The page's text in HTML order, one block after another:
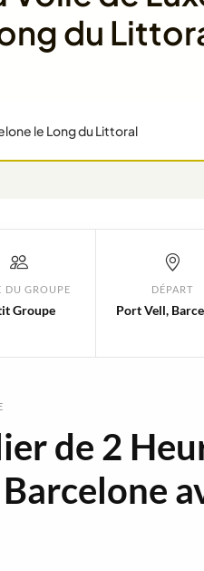
du
le Long du Littoral
DU GROUPE
Groupe
DÉPART
Port Vell,
de 2